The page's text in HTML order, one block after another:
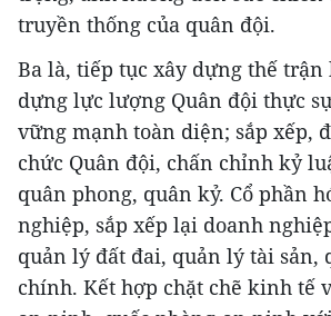
truyền thống của quân đội.
Ba là, tiếp tục xây dựng thế trận
dựng lực lượng Quân đội thực
vững mạnh toàn diện; sắp xếp,
chức Quân đội, chấn chỉnh kỷ
quân phong, quân kỷ. Cổ phần
nghiệp, sắp xếp lại doanh
quản lý đất đai, quản lý tài sản,
chính. Kết hợp chặt chẽ kinh tế